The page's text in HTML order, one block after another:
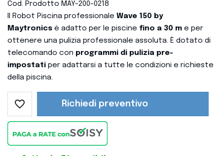
Cod. Prodotto MAY-200-0218
Il Robot Piscina professionale Wave 150 by
Maytronics è adatto per le piscine fino a 30 m e per
ottenere una pulizia professionale assoluta. È dotato di
telecomando con programmi di pulizia pre-
impostati per adattarsi a tutte le condizioni e richieste
della piscina.
favorite_border Richiedi preventivo